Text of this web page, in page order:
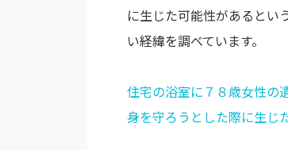
に生じた可能性があるとい
い経緯を調べています。
住宅の浴室に７８歳女性
身を守ろうとした際に生